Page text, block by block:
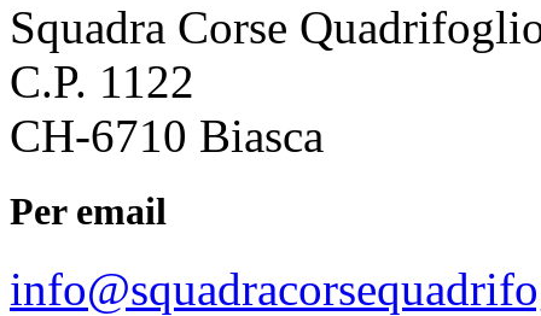
Squadra Corse
C.P. 1122
CH-6710 Biasca
Per email